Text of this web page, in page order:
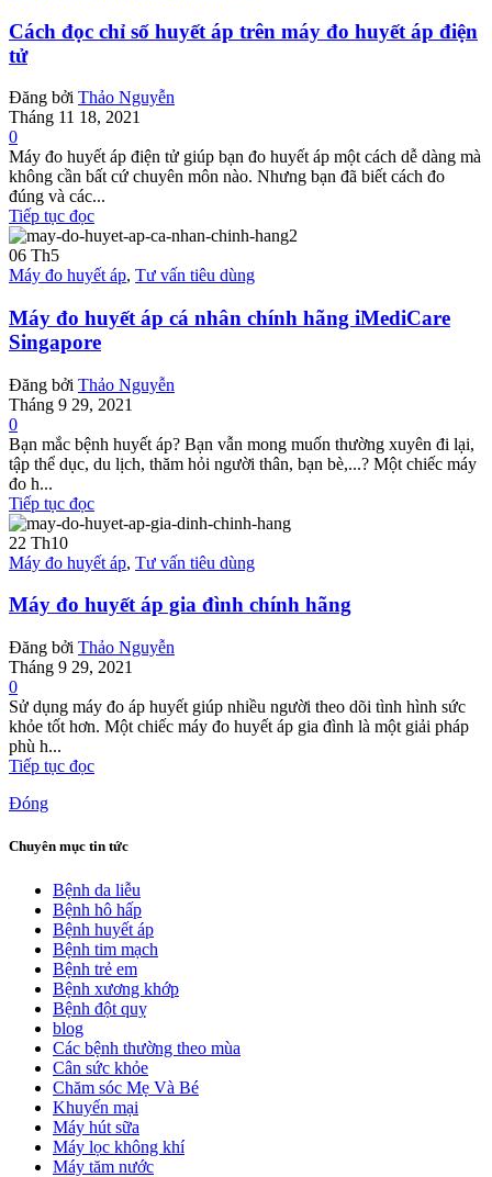
Cách đọc chỉ số huyết áp trên máy đo huyết áp điện
tử
Đăng bởi Thảo Nguyễn
Tháng 11 18, 2021
0
Máy đo huyết áp điện tử giúp bạn đo huyết áp một cách dễ dàng mà
không cần bất cứ chuyên môn nào. Nhưng bạn đã biết cách đo
đúng và các...
Tiếp tục đọc
06 Th5
Máy đo huyết áp, Tư vấn tiêu dùng
Máy đo huyết áp cá nhân chính hãng iMediCare
Singapore
Đăng bởi Thảo Nguyễn
Tháng 9 29, 2021
0
Bạn mắc bệnh huyết áp? Bạn vẫn mong muốn thường xuyên đi lại,
tập thể dục, du lịch, thăm hỏi người thân, bạn bè,...? Một chiếc máy
đo h...
Tiếp tục đọc
22 Th10
Máy đo huyết áp, Tư vấn tiêu dùng
Máy đo huyết áp gia đình chính hãng
Đăng bởi Thảo Nguyễn
Tháng 9 29, 2021
0
Sử dụng máy đo áp huyết giúp nhiều người theo dõi tình hình sức
khỏe tốt hơn. Một chiếc máy đo huyết áp gia đình là một giải pháp
phù h...
Tiếp tục đọc
Đóng
Chuyên mục tin tức
Bệnh da liễu
Bệnh hô hấp
Bệnh huyết áp
Bệnh tim mạch
Bệnh trẻ em
Bệnh xương khớp
Bệnh đột quỵ
blog
Các bệnh thường theo mùa
Cân sức khỏe
Chăm sóc Mẹ Và Bé
Khuyến mại
Máy hút sữa
Máy lọc không khí
Máy tăm nước